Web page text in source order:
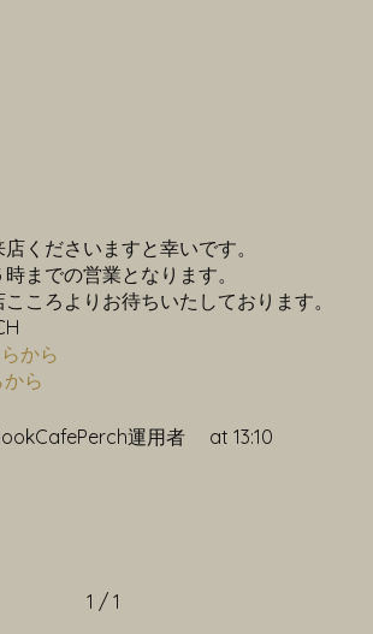
くださいますと幸いです。
までの営業となります。
ころよりお待ちいたしております。
から
ら
運用者 at 13:10
1 / 1